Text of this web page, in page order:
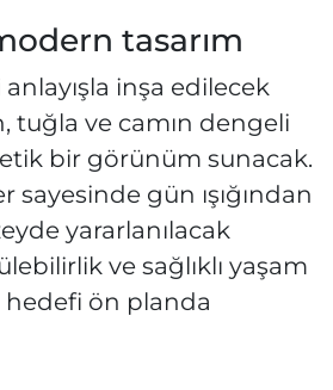
tasarım
inşa edilecek
tuğla ve camın dengeli
bir görünüm sunacak.
sayesinde gün ışığından
yararlanılacak
ve sağlıklı yaşam
hedefi ön planda